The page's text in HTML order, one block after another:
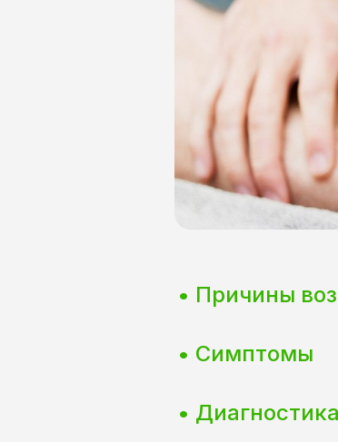
• Причины
• Симптомы
• Диагностика